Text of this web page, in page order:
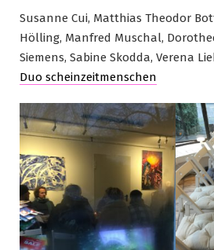
Susanne Cui, Matthias Theodor
Hölling, Manfred Muschal,
Siemens, Sabine Skodda, Verena
Duo scheinzeitmenschen